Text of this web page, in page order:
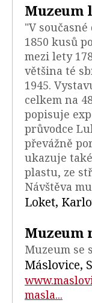
Muzeum
"V
1850 kusů
mezi lety
většina té
1945.
celkem na
popisuje
průvodce
převážně
ukazuje
plastu, ze
Návštěva
Loket,
Muzeum
Muzeum se
Máslovice,
masla...